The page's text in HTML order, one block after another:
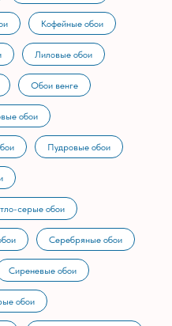
Кофейные обои
Лиловые обои
Обои венге
обои
Пудровые обои
серые обои
Серебряные обои
Сиреневые обои
обои